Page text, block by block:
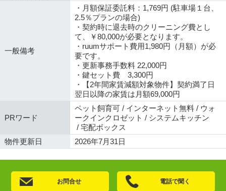
一般備考
・月額保証委託料：1,769円 (駐車場１台、
2.5％プランの場合)
・契約時に退去時のクリーニング費とし
て、￥80,000が必要となります。
・ruumサポート費用1,980円（月額）が必
要です。
・更新事務手数料 22,000円
・鍵セット費 3,300円
・【2年間家賃減額対象物件】契約満了日
翌日以降の家賃は月額69,000円
PRワード
ペット飼育可 / インターネット無料 / ウォ
ークインクロゼット / システムキッチン
/ 宅配ボックス
物件更新日
2026年7月31日
お問合せ 電話で聞く